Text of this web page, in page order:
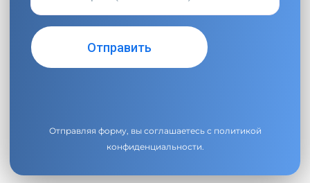
Отправляя форму, вы соглашаетесь с политикой
конфиденциальности.